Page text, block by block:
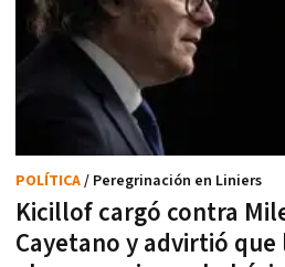
Kicillof cargó contra
Cayetano y advirtió que
POLÍTICA/ Peregrinación en Liniers